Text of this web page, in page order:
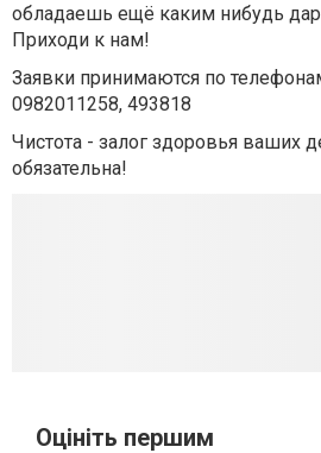
обладаешь ещё каким нибудь
Приходи к нам!
Заявки принимаются по
0982011258, 493818
Чистота - залог здоровья ваших
обязательна!
Оцініть першим